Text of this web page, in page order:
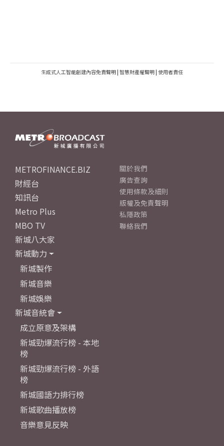
生成式人工智能創建內容免責聲明 | 智慧財產權聲明 | 使用者責任
METROFINANCE.BIZ
財經台
知訊台
Metro Plus
MBO TV
新城八大家
新城動力
新城製作
新城音樂
新城娛樂
新城音統會
成立原意及架構
新城勁爆流行榜 - 本地
榜
新城勁爆流行榜 - 外語
榜
新城國語力排行榜
新城歌曲播放榜
音樂意見反映
關於我們
廣告查詢
使用條款及細則
版權及免責聲明
私隱政策
聯絡我們